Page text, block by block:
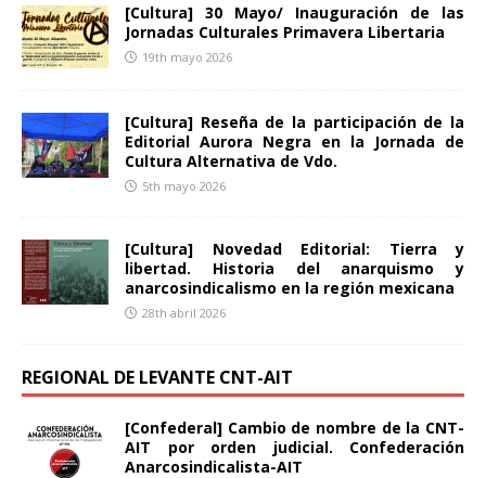
[Cultura] 30 Mayo/ Inauguración de las
Jornadas Culturales Primavera Libertaria
19th mayo 2026
[Cultura] Reseña de la participación de la
Editorial Aurora Negra en la Jornada de
Cultura Alternativa de Vdo.
5th mayo 2026
[Cultura] Novedad Editorial: Tierra y
libertad. Historia del anarquismo y
anarcosindicalismo en la región mexicana
28th abril 2026
REGIONAL DE LEVANTE CNT-AIT
[Confederal] Cambio de nombre de la CNT-
AIT por orden judicial. Confederación
Anarcosindicalista-AIT